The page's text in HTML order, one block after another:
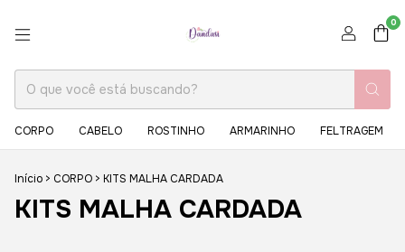
0
CORPO CABELO ROSTINHO ARMARINHO FELTRAGEM
Início > CORPO > KITS MALHA CARDADA
KITS MALHA CARDADA